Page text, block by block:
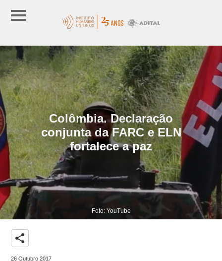
Colômbia. Declaração
conjunta da FARC e ELN
fortalece a paz
Foto: YouTube
share
26 Outubro 2017